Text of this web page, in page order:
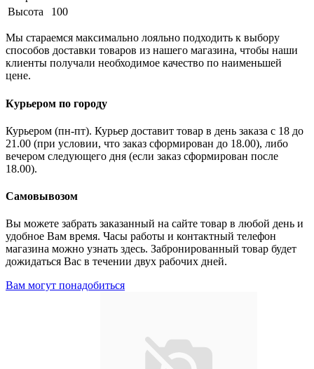
Высота
100
Мы стараемся максимально лояльно подходить к выбору
способов доставки товаров из нашего магазина, чтобы наши
клиенты получали необходимое качество по наименьшей
цене.
Курьером по городу
Курьером (пн-пт). Курьер доставит товар в день заказа с 18 до
21.00 (при условии, что заказ сформирован до 18.00), либо
вечером следующего дня (если заказ сформирован после
18.00).
Самовывозом
Вы можете забрать заказанный на сайте товар в любой день и
удобное Вам время. Часы работы и контактный телефон
магазина можно узнать здесь. Забронированный товар будет
дожидаться Вас в течении двух рабочих дней.
Вам могут понадобиться